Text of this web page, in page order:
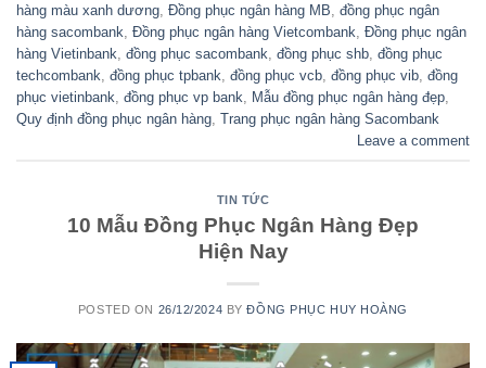
hàng màu xanh dương Đồng phục ngân hàng MB đồng phục ngân
hàng sacombank Đồng phục ngân hàng Vietcombank Đồng phục ngân
hàng Vietinbank đồng phục sacombank đồng phục shb đồng phục
techcombank đồng phục tpbank đồng phục vcb đồng phục vib đồng
phục vietinbank đồng phục vp bank Mẫu đồng phục ngân hàng đẹp
Quy định đồng phục ngân hàng Trang phục ngân hàng Sacombank
Leave a comment
TIN TỨC
10 Mẫu Đồng Phục Ngân Hàng Đẹp
Hiện Nay
POSTED ON 26/12/2024 BYĐỒNG PHỤC HUY HOÀNG